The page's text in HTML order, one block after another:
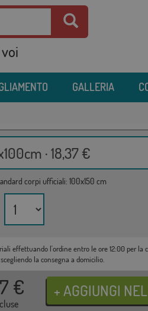
GALLERIA
· 18,37 €
corpi ufficiali: 100x150 cm
effettuando l'ordine entro le ore 12:00 per la
la consegna a domicilio.
€